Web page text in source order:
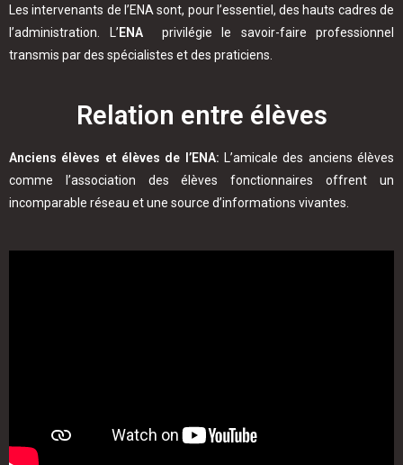
Les intervenants de l’ENA sont, pour l’essentiel, des hauts cadres de
l’administration. L’ENA privilégie le savoir-faire professionnel
transmis par des spécialistes et des praticiens.
Relation entre élèves
Anciens élèves et élèves de l’ENA: L’amicale des anciens élèves
comme l’association des élèves fonctionnaires offrent un
incomparable réseau et une source d’informations vivantes.